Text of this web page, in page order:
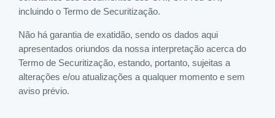
incluindo o Termo de Securitização.
Não há garantia de exatidão, sendo os dados aqui
apresentados oriundos da nossa interpretação acerca do
Termo de Securitização, estando, portanto, sujeitas a
alterações e/ou atualizações a qualquer momento e sem
aviso prévio.